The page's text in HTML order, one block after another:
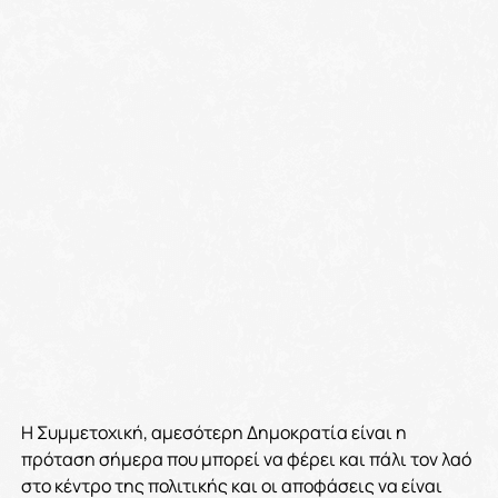
Η Συμμετοχική, αμεσότερη Δημοκρατία είναι η
πρόταση σήμερα που μπορεί να φέρει και πάλι τον λαό
στο κέντρο της πολιτικής και οι αποφάσεις να είναι